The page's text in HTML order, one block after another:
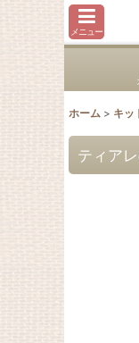
メニュー
ホーム > キッ
ティア